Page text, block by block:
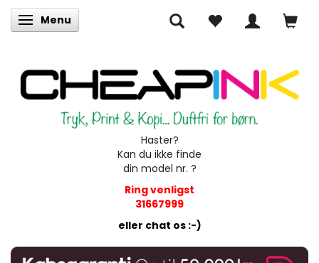
Skifte navigation
Menu
Haster?
Kan du ikke finde
din model nr. ?
Ring venligst
31667999
eller chat os :-)